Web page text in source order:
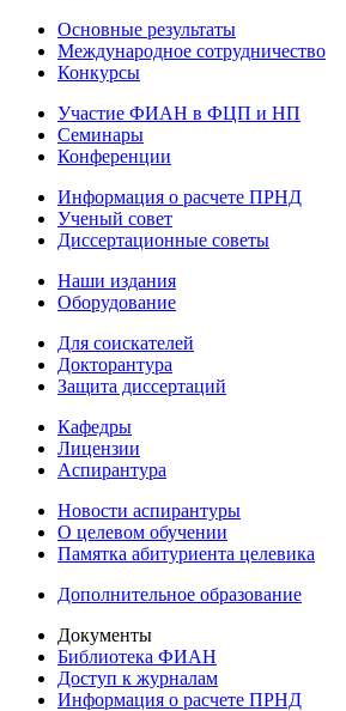
Основные результаты
Международное сотрудничество
Конкурсы
Участие ФИАН в ФЦП и НП
Семинары
Конференции
Информация о расчете ПРНД
Ученый совет
Диссертационные советы
Наши издания
Оборудование
Для соискателей
Докторантура
Защита диссертаций
Кафедры
Лицензии
Аспирантура
Новости аспирантуры
О целевом обучении
Памятка абитуриента целевика
Дополнительное образование
Документы
Библиотека ФИАН
Доступ к журналам
Информация о расчете ПРНД